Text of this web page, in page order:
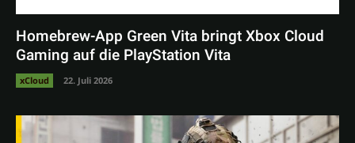
Homebrew-App Green Vita bringt Xbox Cloud
Gaming auf die PlayStation Vita
xCloud 22. Juli 2026